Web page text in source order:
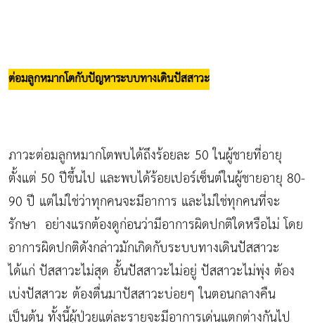
ต่อมลูกหมากโตกับปัญหาระบบทางเดินปัสสาวะ
ภาวะต่อมลูกหมากโตพบได้ถึงร้อยละ 50 ในผู้ชายที่อายุ
ตั้งแต่ 50 ปีขึ้นไป และพบได้ร้อยเปอร์เซ็นต์ในผู้ชายอายุ 80-
90 ปี แต่ไม่ใช่ว่าทุกคนจะมีอาการ และไม่ใช่ทุกคนที่จะ
รักษา อย่างแรกต้องดูก่อนว่ามีอาการผิดปกติใดหรือไม่ โดย
อาการผิดปกติดังกล่าวมักเกิดกับระบบทางเดินปัสสาวะ
ได้แก่ ปัสสาวะไม่สุด อั้นปัสสาวะไม่อยู่ ปัสสาวะไม่พุ่ง ต้อง
เบ่งปัสสาวะ ต้องตื่นมาปัสสาวะบ่อยๆ ในตอนกลางคืน
เป็นต้น ทั้งนี้ผู้ป่วยแต่ละรายจะมีอาการเด่นแตกต่างกันไป